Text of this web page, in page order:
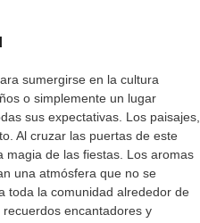
sumergirse en la cultura
o simplemente un lugar
sus expectativas. Los paisajes,
Al cruzar las puertas de este
magia de las fiestas. Los aromas
una atmósfera que no se
toda la comunidad alrededor de
encantadores y